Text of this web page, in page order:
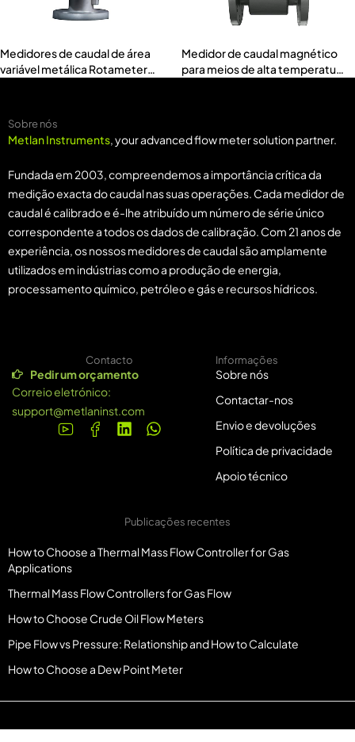
Medidores de caudal de área
variável metálica Rotameter
Medidor de caudal magnético
para meios de alta temperatura
Sobre nós
Metlan Instruments, your advanced flow meter solution partner.
Fundada em 2003, compreendemos a importância crítica da
medição exacta do caudal nas suas operações. Cada medidor de
caudal é calibrado e é-lhe atribuído um número de série único
correspondente a todos os dados de calibração. Com 21 anos de
experiência, os nossos medidores de caudal são amplamente
utilizados em indústrias como a produção de energia,
processamento químico, petróleo e gás e recursos hídricos.
Contacto
Pedir um orçamento
Correio eletrónico:
support@metlaninst.com
Informações
Sobre nós
Contactar-nos
Envio e devoluções
Política de privacidade
Apoio técnico
Publicações recentes
How to Choose a Thermal Mass Flow Controller for Gas
Applications
Thermal Mass Flow Controllers for Gas Flow
How to Choose Crude Oil Flow Meters
Pipe Flow vs Pressure: Relationship and How to Calculate
How to Choose a Dew Point Meter